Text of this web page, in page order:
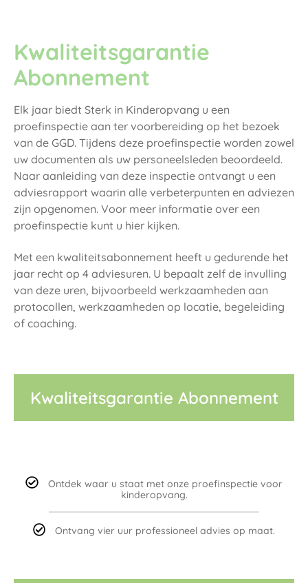
Kwaliteitsgarantie
Abonnement
Elk jaar biedt Sterk in Kinderopvang u een
proefinspectie aan ter voorbereiding op het bezoek
van de GGD. Tijdens deze proefinspectie worden zowel
uw documenten als uw personeelsleden beoordeeld.
Naar aanleiding van deze inspectie ontvangt u een
adviesrapport waarin alle verbeterpunten en adviezen
zijn opgenomen. Voor meer informatie over een
proefinspectie kunt u hier kijken.
Met een kwaliteitsabonnement heeft u gedurende het
jaar recht op 4 adviesuren. U bepaalt zelf de invulling
van deze uren, bijvoorbeeld werkzaamheden aan
protocollen, werkzaamheden op locatie, begeleiding
of coaching.
Kwaliteitsgarantie Abonnement
Ontdek waar u staat met onze proefinspectie voor
kinderopvang.
Ontvang vier uur professioneel advies op maat.